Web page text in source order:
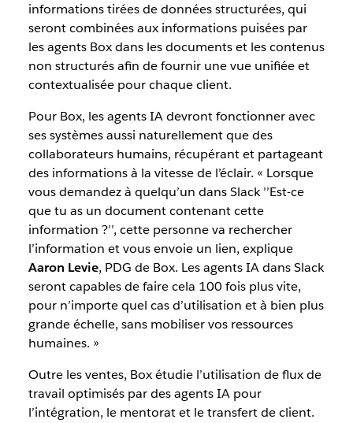
informations tirées de données structurées, qui
seront combinées aux informations puisées par
les agents Box dans les documents et les contenus
non structurés afin de fournir une vue unifiée et
contextualisée pour chaque client.
Pour Box, les agents IA devront fonctionner avec
ses systèmes aussi naturellement que des
collaborateurs humains, récupérant et partageant
des informations à la vitesse de l’éclair. « Lorsque
vous demandez à quelqu’un dans Slack ’’Est-ce
que tu as un document contenant cette
information ?’’, cette personne va rechercher
l’information et vous envoie un lien, explique
Aaron Levie, PDG de Box. Les agents IA dans Slack
seront capables de faire cela 100 fois plus vite,
pour n’importe quel cas d’utilisation et à bien plus
grande échelle, sans mobiliser vos ressources
humaines. »
Outre les ventes, Box étudie l’utilisation de flux de
travail optimisés par des agents IA pour
l’intégration, le mentorat et le transfert de client.